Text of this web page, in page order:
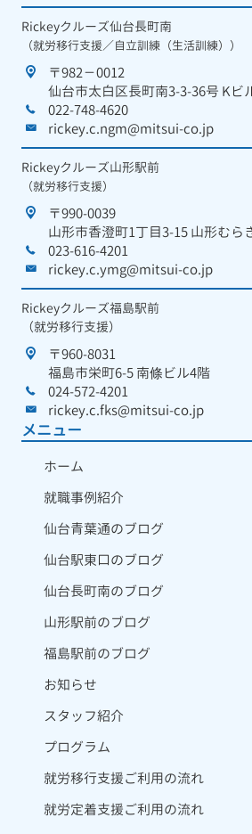
Rickeyクルーズ仙台長町南
（就労移行支援／自立訓練（生活訓練））
〒982－0012
仙台市太白区長町南3-3-36号 Kビ
022-748-4620
rickey.c.ngm@mitsui-co.jp
Rickeyクルーズ山形駅前
（就労移行支援）
〒990-0039
山形市香澄町1丁目3-15 山形むら
023-616-4201
rickey.c.ymg@mitsui-co.jp
Rickeyクルーズ福島駅前
（就労移行支援）
〒960-8031
福島市栄町6-5 南條ビル4階
024-572-4201
rickey.c.fks@mitsui-co.jp
メニュー
ホーム
就職事例紹介
仙台青葉通のブログ
仙台駅東口のブログ
仙台長町南のブログ
山形駅前のブログ
福島駅前のブログ
お知らせ
スタッフ紹介
プログラム
就労移行支援ご利用の流れ
就労定着支援ご利用の流れ